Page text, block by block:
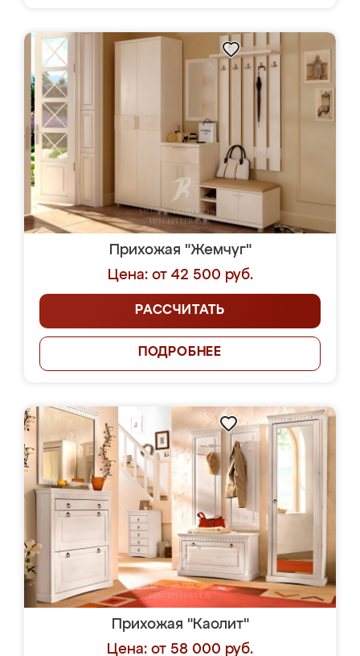
Прихожая "Жемчуг"
Цена: от 42 500 руб.
РАССЧИТАТЬ
ПОДРОБНЕЕ
Прихожая "Каолит"
Цена: от 58 000 руб.